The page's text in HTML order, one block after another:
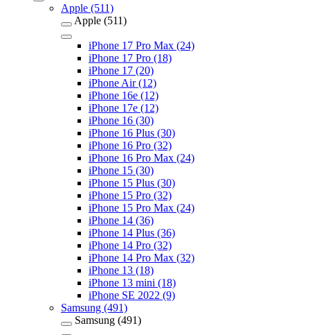
Apple (511)
Apple (511)
iPhone 17 Pro Max (24)
iPhone 17 Pro (18)
iPhone 17 (20)
iPhone Air (12)
iPhone 16e (12)
iPhone 17e (12)
iPhone 16 (30)
iPhone 16 Plus (30)
iPhone 16 Pro (32)
iPhone 16 Pro Max (24)
iPhone 15 (30)
iPhone 15 Plus (30)
iPhone 15 Pro (32)
iPhone 15 Pro Max (24)
iPhone 14 (36)
iPhone 14 Plus (36)
iPhone 14 Pro (32)
iPhone 14 Pro Max (32)
iPhone 13 (18)
iPhone 13 mini (18)
iPhone SE 2022 (9)
Samsung (491)
Samsung (491)